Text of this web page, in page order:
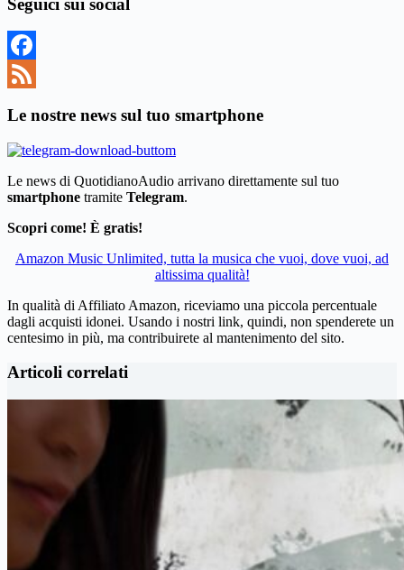
Facebook
Le nostre news sul tuo smartphone
Le news di QuotidianoAudio arrivano direttamente sul tuo
smartphone tramite Telegram.
Scopri come! È gratis!
Amazon Music Unlimited, tutta la musica che vuoi, dove vuoi, ad
altissima qualità!
In qualità di Affiliato Amazon, riceviamo una piccola percentuale
dagli acquisti idonei. Usando i nostri link, quindi, non spenderete un
centesimo in più, ma contribuirete al mantenimento del sito.
Articoli correlati